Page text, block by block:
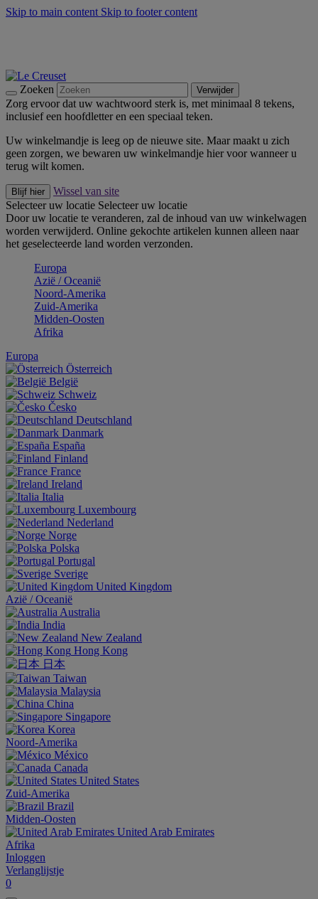
Skip to main content Skip to footer content
Zoeken Verwijder
Zorg ervoor dat uw wachtwoord sterk is, met minimaal 8 tekens,
inclusief een hoofdletter en een speciaal teken.
Uw winkelmandje is leeg op de nieuwe site. Maar maakt u zich
geen zorgen, we bewaren uw winkelmandje hier voor wanneer u
terug wilt komen.
Blijf hier
Wissel van site
Selecteer uw locatie Selecteer uw locatie
Door uw locatie te veranderen, zal de inhoud van uw winkelwagen
worden verwijderd. Online gekochte artikelen kunnen alleen naar
het geselecteerde land worden verzonden.
Europa
Aziё / Oceaniё
Noord-Amerika
Zuid-Amerika
Midden-Oosten
Afrika
Europa
Österreich
België
Schweiz
Česko
Deutschland
Danmark
España
Finland
France
Ireland
Italia
Luxembourg
Nederland
Norge
Polska
Portugal
Sverige
United Kingdom
Aziё / Oceaniё
Australia
India
New Zealand
Hong Kong
日本
Taiwan
Malaysia
China
Singapore
Korea
Noord-Amerika
México
Canada
United States
Zuid-Amerika
Brazil
Midden-Oosten
United Arab Emirates
Afrika
Inloggen
Verlanglijstje
0